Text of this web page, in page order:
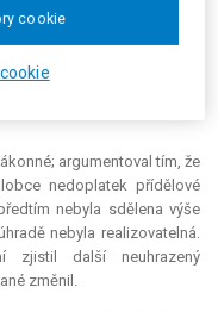
rozhodnutí a uvedl, že
určení lhůty k zaplacení
výše nedoplatku, kterou
argumentoval tím, že
nedoplatek přídělové
nebyla sdělena výše
nebyla realizovatelná.
zjistil další neuhrazený
změnil.
cookie